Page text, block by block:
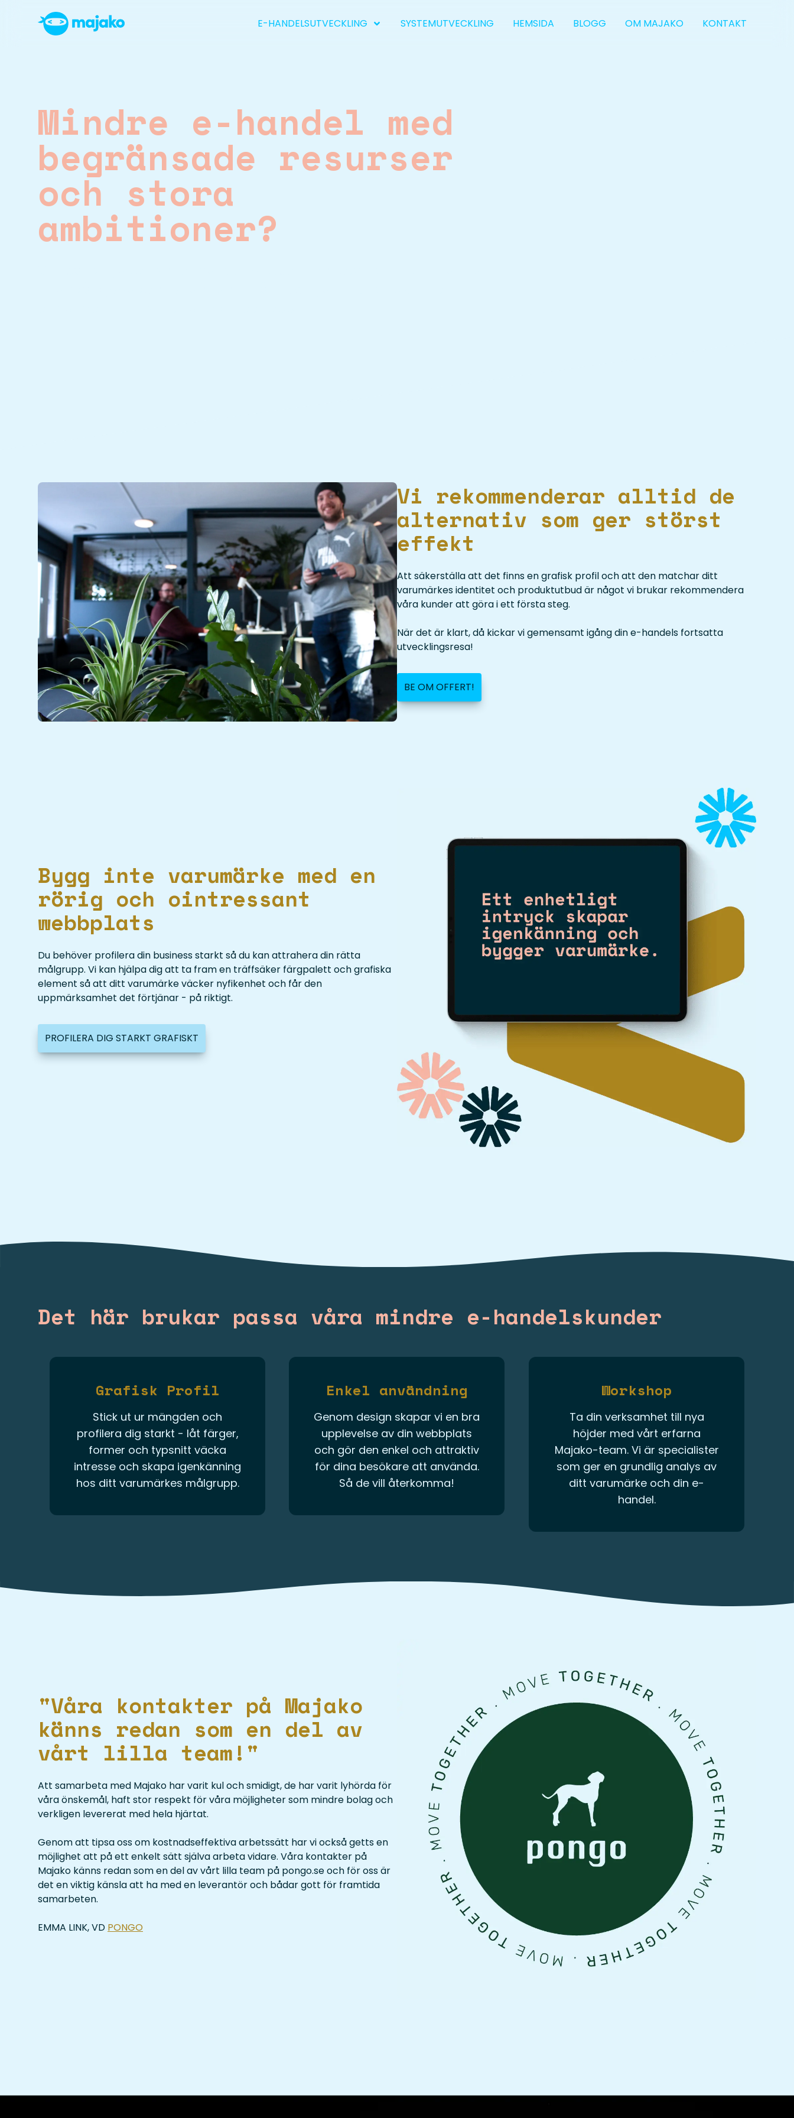
E-HANDELSUTVECKLING SYSTEMUTVECKLING HEMSIDA BLOGG OM MAJAKO KONTAKT
Mindre e-handel med
begränsade resurser
och stora
ambitioner?
Vi rekommenderar alltid de
alternativ som ger störst
effekt
Att säkerställa att det finns en grafisk profil och att den matchar ditt
varumärkes identitet och produktutbud är något vi brukar rekommendera
våra kunder att göra i ett första steg.
När det är klart, då kickar vi gemensamt igång din e-handels fortsatta
utvecklingsresa!
BE OM OFFERT!
Bygg inte varumärke med en
rörig och ointressant
webbplats
Du behöver profilera din business starkt så du kan attrahera din rätta
målgrupp. Vi kan hjälpa dig att ta fram en träffsäker färgpalett och grafiska
element så att ditt varumärke väcker nyfikenhet och får den
uppmärksamhet det förtjänar - på riktigt.
PROFILERA DIG STARKT GRAFISKT
Det här brukar passa våra mindre e-handelskunder
Grafisk Profil
Stick ut ur mängden och
profilera dig starkt - låt färger,
former och typsnitt väcka
intresse och skapa igenkänning
hos ditt varumärkes målgrupp.
Enkel användning
Genom design skapar vi en bra
upplevelse av din webbplats
och gör den enkel och attraktiv
för dina besökare att använda.
Så de vill återkomma!
Workshop
Ta din verksamhet till nya
höjder med vårt erfarna
Majako-team. Vi är specialister
som ger en grundlig analys av
ditt varumärke och din e-
handel.
"Våra kontakter på Majako
känns redan som en del av
vårt lilla team!"
Att samarbeta med Majako har varit kul och smidigt, de har varit lyhörda för
våra önskemål, haft stor respekt för våra möjligheter som mindre bolag och
verkligen levererat med hela hjärtat.
Genom att tipsa oss om kostnadseffektiva arbetssätt har vi också getts en
möjlighet att på ett enkelt sätt själva arbeta vidare. Våra kontakter på
Majako känns redan som en del av vårt lilla team på pongo.se och för oss är
det en viktig känsla att ha med en leverantör och bådar gott för framtida
samarbeten.
EMMA LINK, VD PONGO